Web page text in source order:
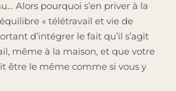
Alors pourquoi s’en priver à la
« télétravail et vie de
d’intégrer le fait qu’il s’agit
même à la maison, et que votre
être le même comme si vous y